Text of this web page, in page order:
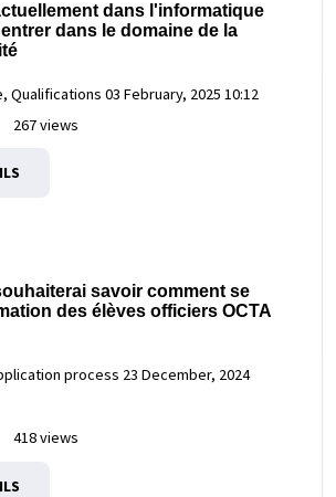
dans l'informatique
dans le domaine de la
Qualifications 03 February, 2025 10:12
267 views
savoir comment se
des élèves officiers OCTA
process 23 December, 2024
418 views